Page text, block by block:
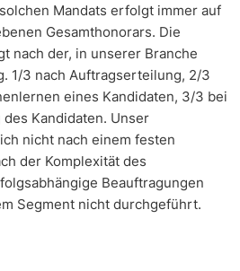
Mandats erfolgt immer auf
Gesamthonorars. Die
nach der, in unserer Branche
1/3 nach Auftragserteilung, 2/3
eines Kandidaten, 3/3 bei
Kandidaten. Unser
nicht nach einem festen
der Komplexität des
Beauftragungen
Segment nicht durchgeführt.